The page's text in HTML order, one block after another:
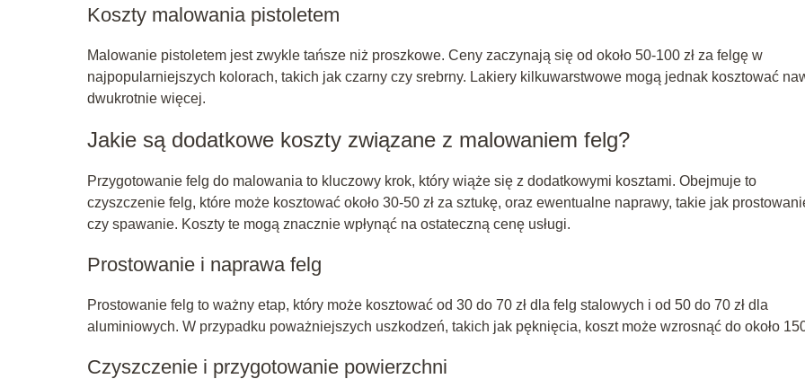
Koszty malowania pistoletem
Malowanie pistoletem jest zwykle tańsze niż proszkowe. Ceny zaczynają się od około 50-100 zł za felgę w
najpopularniejszych kolorach, takich jak czarny czy srebrny. Lakiery kilkuwarstwowe mogą jednak kosztować
dwukrotnie więcej.
Jakie są dodatkowe koszty związane z malowaniem felg?
Przygotowanie felg do malowania to kluczowy krok, który wiąże się z dodatkowymi kosztami. Obejmuje to
czyszczenie felg, które może kosztować około 30-50 zł za sztukę, oraz ewentualne naprawy, takie jak
czy spawanie. Koszty te mogą znacznie wpłynąć na ostateczną cenę usługi.
Prostowanie i naprawa felg
Prostowanie felg to ważny etap, który może kosztować od 30 do 70 zł dla felg stalowych i od 50 do 70 zł dla
aluminiowych. W przypadku poważniejszych uszkodzeń, takich jak pęknięcia, koszt może wzrosnąć do około
Czyszczenie i przygotowanie powierzchni